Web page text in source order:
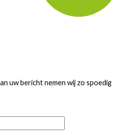
uw bericht nemen wij zo spoedig